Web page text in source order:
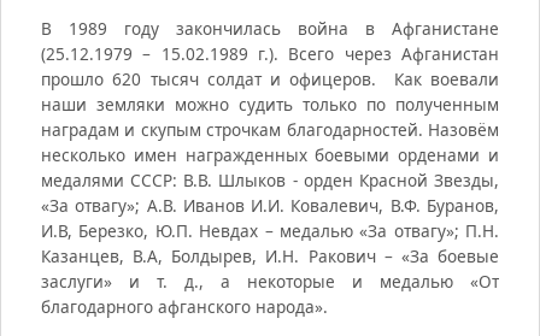
В 1989 году закончилась война в Афганистане
(25.12.1979 – 15.02.1989 г.). Всего через Афганистан
прошло 620 тысяч солдат и офицеров. Как воевали
наши земляки можно судить только по полученным
наградам и скупым строчкам благодарностей. Назовём
несколько имен награжденных боевыми орденами и
медалями СССР: В.В. Шлыков - орден Красной Звезды,
«За отвагу»; А.В. Иванов И.И. Ковалевич, В.Ф. Буранов,
И.В, Березко, Ю.П. Невдах – медалью «За отвагу»; П.Н.
Казанцев, В.А, Болдырев, И.Н. Ракович – «За боевые
заслуги» и т. д., а некоторые и медалью «От
благодарного афганского народа».